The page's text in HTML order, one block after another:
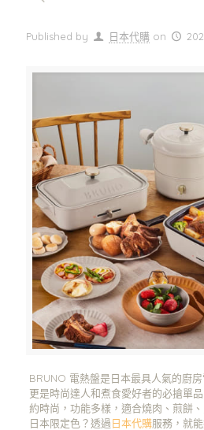
Published by 日本代購 on
BRUNO 電熱盤是日本最具人氣的廚
更是時尚達人和煮食愛好者的必搶單
約時尚，功能多樣，適合燒肉、煎餅
日本限定色？透過日本代購服務，就